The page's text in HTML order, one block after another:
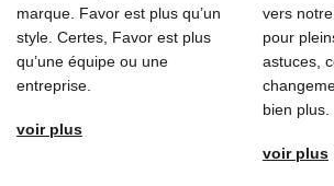
marque. Favor est plus qu’un
style. Certes, Favor est plus
qu’une équipe ou une
entreprise.
voir plus
vers
pour
astuces,
bien plus.
voir plus